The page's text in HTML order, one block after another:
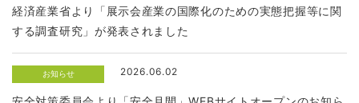
経済産業省より「展示会産業の国際化のための実態把握等に関
する調査研究」が発表されました
お知らせ 2026.06.02